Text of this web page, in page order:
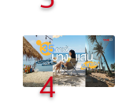
4